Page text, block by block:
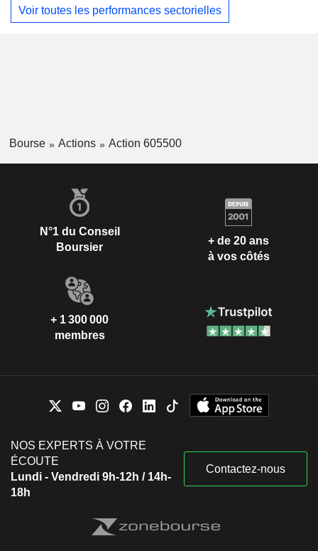
Voir toutes les performances sectorielles
Bourse Actions Action 605500
N°1 du Conseil
Boursier
+ de 20 ans
à vos côtés
+ 1 300 000
membres
NOS EXPERTS À VOTRE
ÉCOUTE
Lundi - Vendredi 9h-12h / 14h-
18h
Contactez-nous